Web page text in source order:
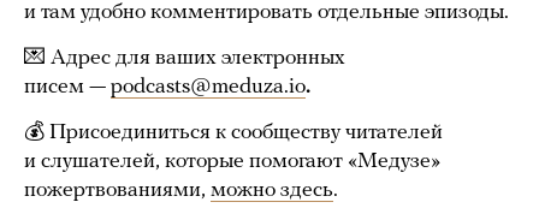
и там удобно комментировать отдельные эпизоды.
💌 Адрес для ваших электронных
писем — podcasts@meduza.io.
💰 Присоединиться к сообществу читателей
и слушателей, которые помогают «Медузе»
пожертвованиями, можно здесь.